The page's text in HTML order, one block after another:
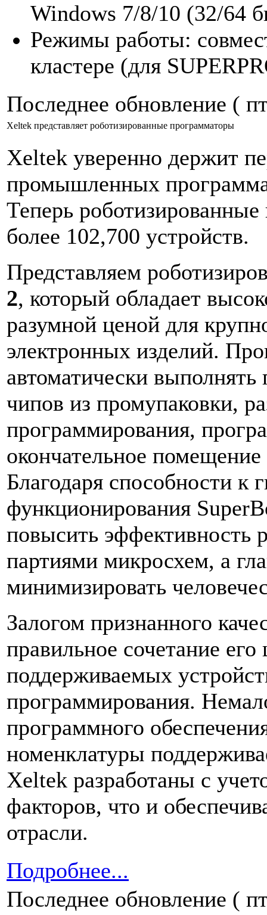
Windows 7/8/10 (32/64
Режимы работы:
кластере (для
Последнее обновление (
Xeltek представляет роботизированные программаторы
Xeltek уверенно держит
промышленных
Теперь
более 102,700 устройств.
Представляем
2, который обладает
разумной ценой для
электронных изделий.
автоматически
чипов из промупаковки,
программирования,
окончательное
Благодаря способности к
функционирования
повысить
партиями микросхем, а
минимизировать
Залогом признанного
правильное сочетание
поддерживаемых
программирования.
программного
номенклатуры
Xeltek разработаны с
факторов, что и
отрасли.
Подробнее...
Последнее обновление (